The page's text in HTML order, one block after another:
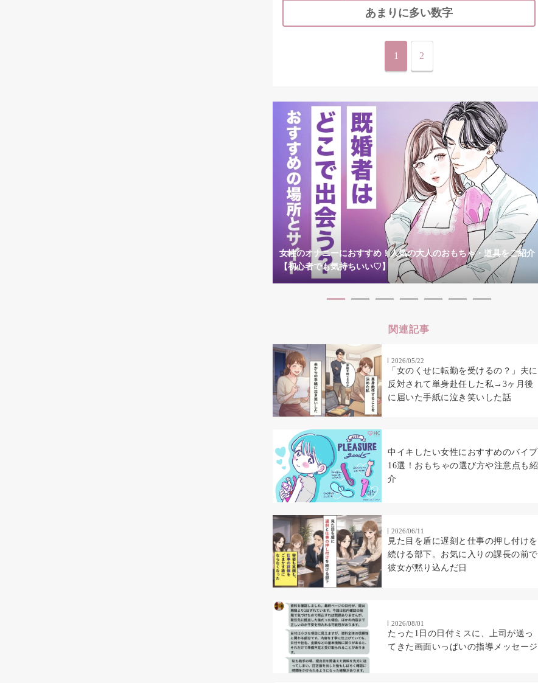
あまりに多い数字
1 2
女性のオナニーにおすすめ！人気の大人のおもちゃ・道具をご紹介
【初心者でも気持ちいい♡】
関連記事
2026/05/22
「女のくせに転勤を受けるの？」夫に
反対されて単身赴任した私→3ヶ月後
に届いた手紙に泣き笑いした話
中イキしたい女性におすすめのバイブ
16選！おもちゃの選び方や注意点も紹
介
2026/06/11
見た目を盾に遅刻と仕事の押し付けを
続ける部下。お気に入りの課長の前で
彼女が黙り込んだ日
2026/08/01
たった1日の日付ミスに、上司が送っ
てきた画面いっぱいの指導メッセージ